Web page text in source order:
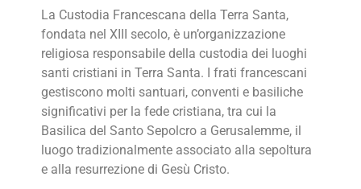
La Custodia Francescana della Terra Santa,
fondata nel XIII secolo, è un’organizzazione
religiosa responsabile della custodia dei luoghi
santi cristiani in Terra Santa. I frati francescani
gestiscono molti santuari, conventi e basiliche
significativi per la fede cristiana, tra cui la
Basilica del Santo Sepolcro a Gerusalemme, il
luogo tradizionalmente associato alla sepoltura
e alla resurrezione di Gesù Cristo.